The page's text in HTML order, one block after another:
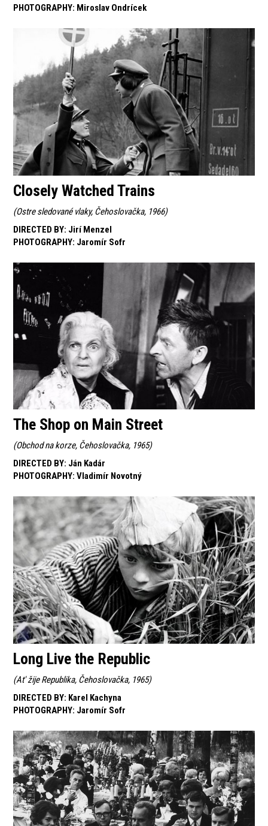
PHOTOGRAPHY: Miroslav Ondrícek
Closely Watched Trains
(Ostre sledované vlaky, Čehoslovačka, 1966)
DIRECTED BY: Jirí Menzel
PHOTOGRAPHY: Jaromír Sofr
The Shop on Main Street
(Obchod na korze, Čehoslovačka, 1965)
DIRECTED BY: Ján Kadár
PHOTOGRAPHY: Vladimír Novotný
Long Live the Republic
(At' žije Republika, Čehoslovačka, 1965)
DIRECTED BY: Karel Kachyna
PHOTOGRAPHY: Jaromír Sofr